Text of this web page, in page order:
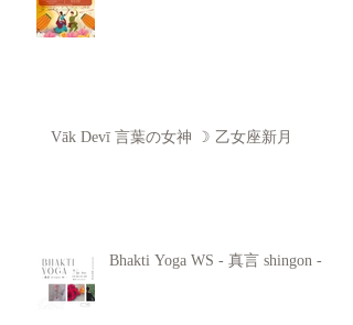
Vāk Devī 言葉の女神 ☽ 乙女座新月
Bhakti Yoga WS - 真言 shingon -